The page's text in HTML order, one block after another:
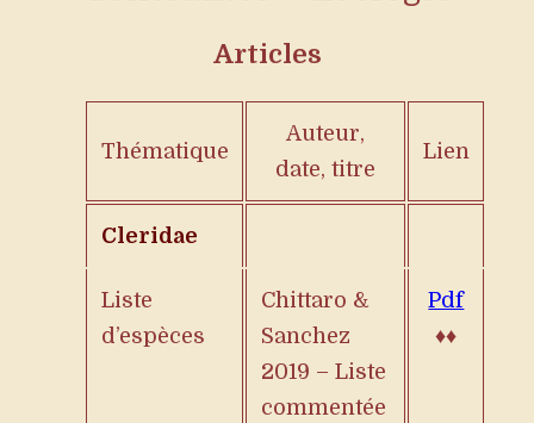
Articles
Thématique
Auteur,
date, titre
Lien
Cleridae
Liste
d’espèces
Chittaro &
Sanchez
2019 – Liste
commentée
Pdf
♦♦